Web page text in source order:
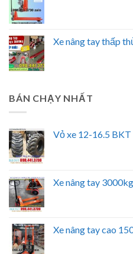
Xe nâng tay thấp
BÁN CHẠY NHẤT
Vỏ xe 12-16.5
Xe nâng tay
Xe nâng tay cao